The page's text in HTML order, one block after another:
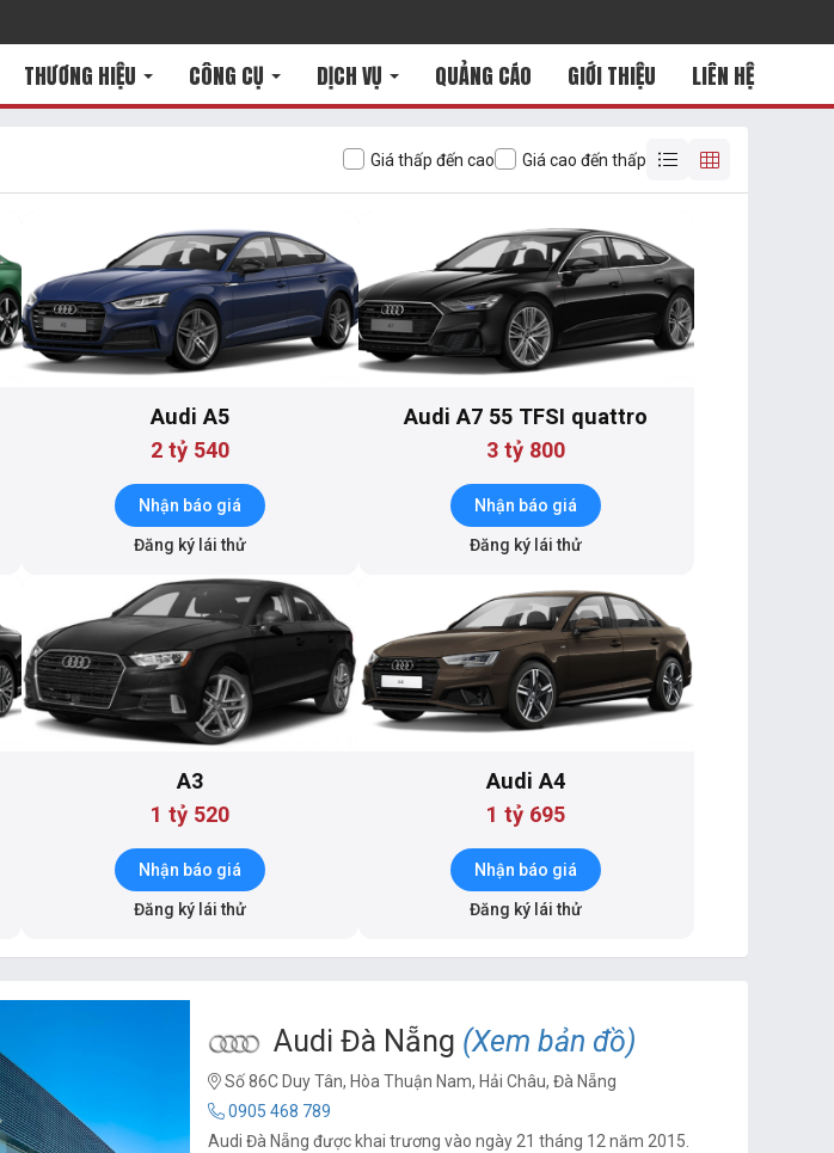
THƯƠNG HIỆU CÔNG CỤ DỊCH VỤ QUẢNG CÁO GIỚI THIỆU LIÊN HỆ
Giá thấp đến cao Giá cao đến thấp
Audi A5
2 tỷ 540
Nhận báo giá
Đăng ký lái thử
Audi A7 55 TFSI quattro
3 tỷ 800
Nhận báo giá
Đăng ký lái thử
A3
1 tỷ 520
Nhận báo giá
Đăng ký lái thử
Audi A4
1 tỷ 695
Nhận báo giá
Đăng ký lái thử
Audi Đà Nẵng (Xem bản đồ)
Số 86C Duy Tân, Hòa Thuận Nam, Hải Châu, Đà Nẵng
0905 468 789
Audi Đà Nẵng được khai trương vào ngày 21 tháng 12 năm 2015.